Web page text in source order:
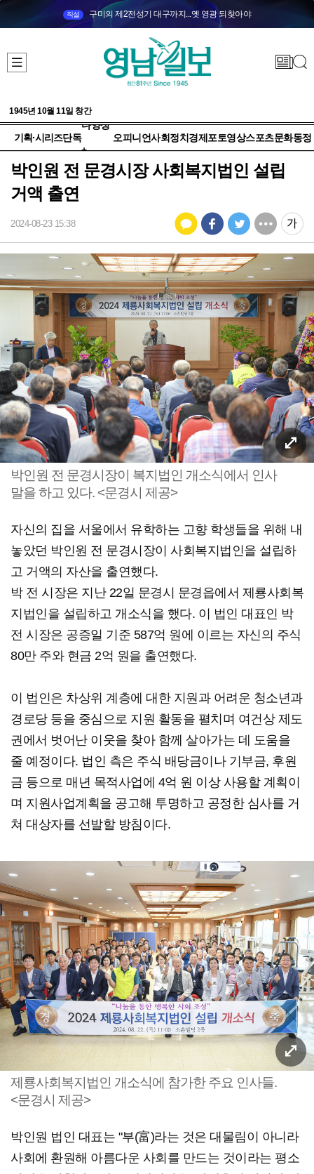
직설 구미의 제2전성기 대구까지...옛 영광 되찾아야
1945년 10월 11일 창간
기획·시리즈단독
다양성
+
오피니언사회정치 경제 포토영상스포츠문화동정
박인원 전 문경시장 사회복지법인 설립
거액 출연
2024-08-23 15:38
박인원 전 문경시장이 복지법인 개소식에서 인사
말을 하고 있다. <문경시 제공>
자신의 집을 서울에서 유학하는 고향 학생들을 위해 내
놓았던 박인원 전 문경시장이 사회복지법인을 설립하
고 거액의 자산을 출연했다.
박 전 시장은 지난 22일 문경시 문경읍에서 제룡사회복
지법인을 설립하고 개소식을 했다. 이 법인 대표인 박
전 시장은 공증일 기준 587억 원에 이르는 자신의 주식
80만 주와 현금 2억 원을 출연했다.
이 법인은 차상위 계층에 대한 지원과 어려운 청소년과
경로당 등을 중심으로 지원 활동을 펼치며 여건상 제도
권에서 벗어난 이웃을 찾아 함께 살아가는 데 도움을
줄 예정이다. 법인 측은 주식 배당금이나 기부금, 후원
금 등으로 매년 목적사업에 4억 원 이상 사용할 계획이
며 지원사업계획을 공고해 투명하고 공정한 심사를 거
쳐 대상자를 선발할 방침이다.
제룡사회복지법인 개소식에 참가한 주요 인사들.
<문경시 제공>
박인원 법인 대표는 "부(富)라는 것은 대물림이 아니라
사회에 환원해 아름다운 사회를 만드는 것이라는 평소